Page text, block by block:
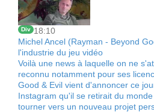
Div 18:10
Michel Ancel (Rayman - Beyond
l'industrie du jeu vidéo
Voilà une news à laquelle on ne
reconnu notamment pour ses
Good & Evil vient d'annoncer ce
Instagram qu'il se retirait du
tourner vers un nouveau projet